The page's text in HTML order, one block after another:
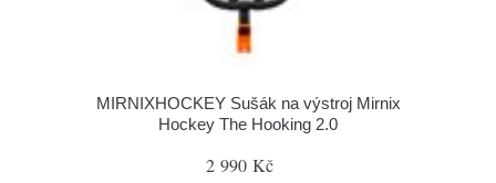
MIRNIXHOCKEY Sušák na výstroj Mirnix
Hockey The Hooking 2.0
2 990 Kč